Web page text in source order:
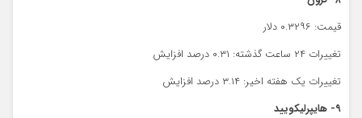
قیمت: ۰.۳۲۹۶ دلار
تغییرات ۲۴ ساعت گذشته: ۰.۳۱ درصد افزایش
تغییرات یک هفته اخیر: ۳.۱۴ درصد افزایش
۹- هایپرلیکویید